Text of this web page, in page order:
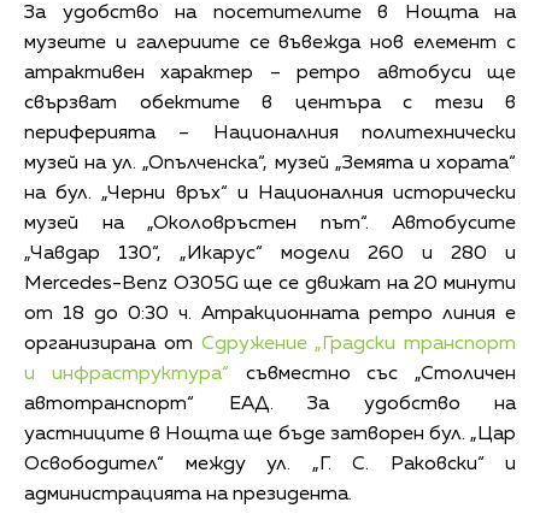
За удобство на посетителите в Нощта на
музеите и галериите се въвежда нов елемент с
атрактивен характер – ретро автобуси ще
свързват обектите в центъра с тези в
периферията – Националния политехнически
музей на ул. „Опълченска“, музей „Земята и хората“
на бул. „Черни връх“ и Националния исторически
музей на „Околовръстен път“. Автобусите
„Чавдар 130“, „Икарус“ модели 260 и 280 и
Mercedes-Benz O305G ще се движат на 20 минути
от 18 до 0:30 ч. Атракционната ретро линия е
организирана от Сдружение „Градски транспорт
и инфраструктура“ съвместно със „Столичен
автотранспорт“ ЕАД. За удобство на
уастниците в Нощта ще бъде затворен бул. „Цар
Освободител“ между ул. „Г. С. Раковски“ и
администрацията на президента.